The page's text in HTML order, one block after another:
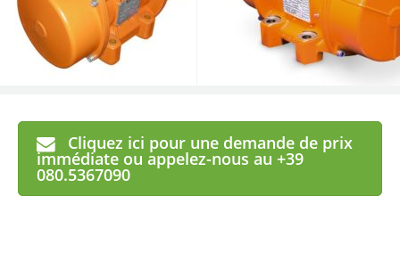
Cliquez ici pour une demande de prix
immédiate ou appelez-nous au +39
080.5367090